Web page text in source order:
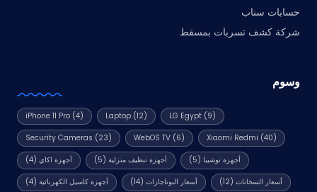
حسابات سناب
شركة كشف تسربات بمسقط
وسوم
iPhone 11 Pro (4) Laptop(12) LG Egypt(9)
Security Cameras (23) WebOS TV(6) Xiaomi Redmi (40)
أجهزة اكاي(4) أجهزة تنظيف منزلية (5) أجهزة توشيبا (5)
أجهزة كاسيل الكهربائية(4) أسعار البوتاجازات (14) أسعار السخانات (12)